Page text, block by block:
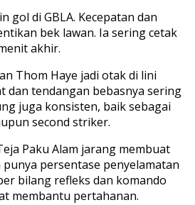
gol di GBLA. Kecepatan dan
bek lawan. Ia sering cetak
akhir.
Thom Haye jadi otak di lini
dan tendangan bebasnya sering
juga konsisten, baik sebagai
second striker.
Paku Alam jarang membuat
persentase penyelamatan
bilang refleks dan komando
membantu pertahanan.